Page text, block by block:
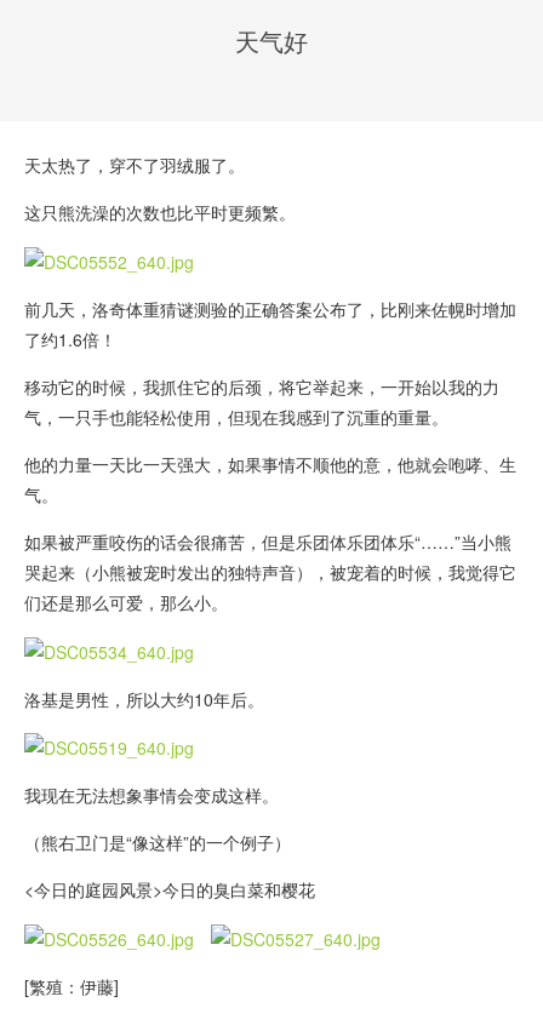
天气好
天太热了，穿不了羽绒服了。
这只熊洗澡的次数也比平时更频繁。
前几天，洛奇体重猜谜测验的正确答案公布了，比刚来佐幌时增加
了约1.6倍！
移动它的时候，我抓住它的后颈，将它举起来，一开始以我的力
气，一只手也能轻松使用，但现在我感到了沉重的重量。
他的力量一天比一天强大，如果事情不顺他的意，他就会咆哮、生
气。
如果被严重咬伤的话会很痛苦，但是乐团体乐团体乐“……”当小熊
哭起来（小熊被宠时发出的独特声音），被宠着的时候，我觉得它
们还是那么可爱，那么小。
洛基是男性，所以大约10年后。
我现在无法想象事情会变成这样。
（熊右卫门是“像这样”的一个例子）
<今日的庭园风景>今日的臭白菜和樱花
[繁殖：伊藤]